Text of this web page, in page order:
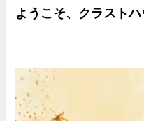
ようこそ、クラスト